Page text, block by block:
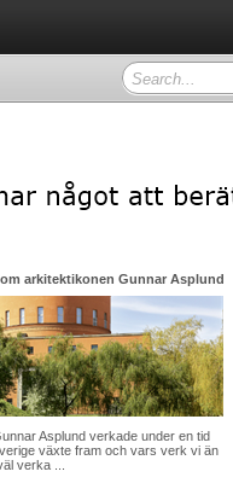
arkitektikonen Gunnar Asplund
Asplund verkade under en tid
växte fram och vars verk vi än
verka ...